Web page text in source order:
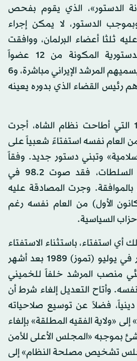
الدستور»، الذي يقوم بفحص
الدستور، لا يمكن إجراء
ثلثا أعضاء البرلمان، ووافقت
عليه هذه الهيئة الدستورية المكونة من 12 عضواً
(تتكون من 6 فقهاء يسميهم المرشد الإيراني مباشرة، و6
رئيس القضاء الذي بدوره يعينه
بعد ثورة فبراير 1979 التي أطاحت نظام الشاه، أجرت
العام نفسه استفتاءً شعبياً على
وتبني دستور جديد. وفقاً
للنتائج التي أعلنتها السلطات، فقد صوت 98.2 في
بالموافقة. وجرت المصادقة عليه
الأول) من العام نفسه رغم
السياسية.
أي استفتاء، باستثناء الاستفتاء
على تعديلات الدستور في يوليو (تموز) 1989 بعد أشهر
منصب المرشد خلفاً للخميني
وأتاح التعديل إلغاء شرط أن
فضلاً عن توسيع صلاحياته
«ولاية الفقيه المطلقة» بإلغاء
بموجبه «المجلس الأعلى للأمن
تشخيص مصلحة النظام» إلى